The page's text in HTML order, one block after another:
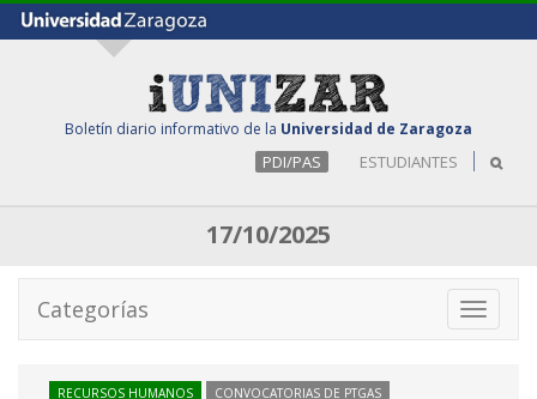
Boletín diario informativo de la Universidad de Zaragoza
PDI/PAS ESTUDIANTES
17/10/2025
Toggle
Categorías
RECURSOS HUMANOS CONVOCATORIAS DE PTGAS